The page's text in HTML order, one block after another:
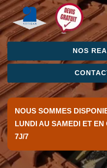
NOS
NOUS SOMMES
LUNDI AU SAMEDI ET
7J/7